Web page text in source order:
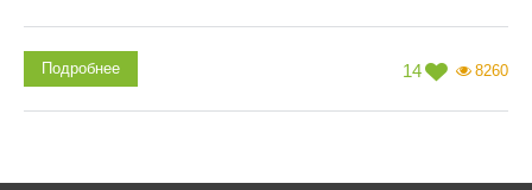
14 8260
Подробнее